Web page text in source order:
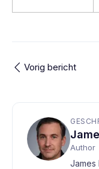
Vorig bericht
Author
James